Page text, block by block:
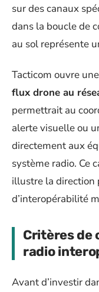
sur des canaux
dans la boucle de
au sol représente
Tacticom ouvre
flux drone au
permettrait au
alerte visuelle ou
directement aux
système radio. Ce
illustre la direction
d’interopérabilité
Critères de
radio
Avant d’investir